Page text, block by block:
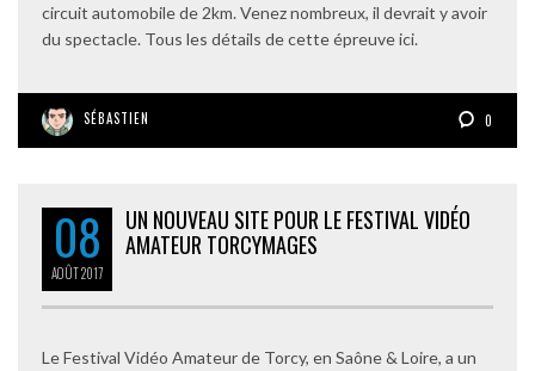
circuit automobile de 2km. Venez nombreux, il devrait y avoir
du spectacle. Tous les détails de cette épreuve ici.
SÉBASTIEN 0
08
AOÛT2017
UN NOUVEAU SITE POUR LE FESTIVAL VIDÉO
AMATEUR TORCYMAGES
Le Festival Vidéo Amateur de Torcy, en Saône & Loire, a un